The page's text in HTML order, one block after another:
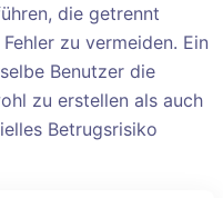
die getrennt
zu vermeiden. Ein
Benutzer die
zu erstellen als auch
Betrugsrisiko